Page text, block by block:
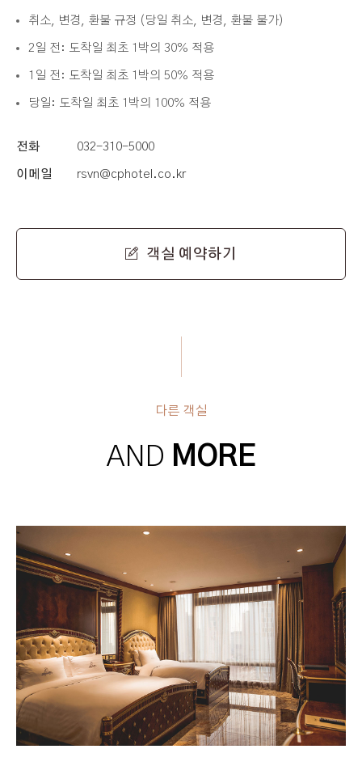
취소, 변경, 환불 규정 (당일 취소, 변경, 환불 불가)
2일 전: 도착일 최초 1박의 30% 적용
1일 전: 도착일 최초 1박의 50% 적용
당일: 도착일 최초 1박의 100% 적용
전화 032-310-5000
이메일 rsvn@cphotel.co.kr
객실 예약하기
다른 객실
AND MORE